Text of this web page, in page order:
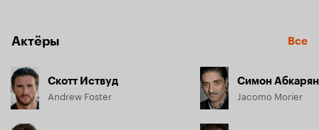
Актёры Все
Скотт Иствуд
Andrew Foster
Симон Абкарян
Jacomo Morier